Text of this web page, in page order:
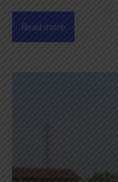
Read more